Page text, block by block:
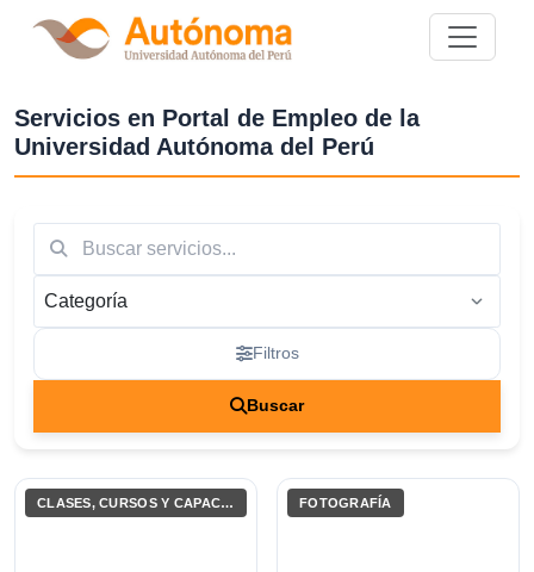
Servicios en Portal de Empleo de la
Universidad Autónoma del Perú
Filtros
Buscar
Buscar
CLASES, CURSOS Y CAPACITACIONES FOTOGRAFÍA
Más nuevos